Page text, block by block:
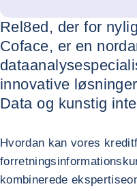
Rel8ed, der for
Coface, er en
innovative
Data og kunstig
Hvordan kan vores
kombinerede